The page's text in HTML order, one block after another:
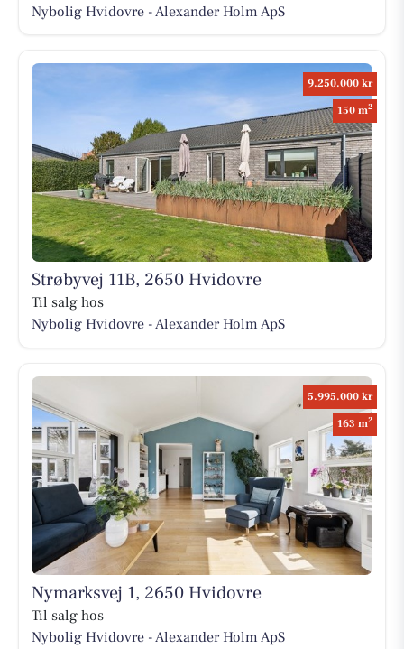
Nybolig Hvidovre - Alexander Holm ApS
9.250.000 kr
150 m2
Strøbyvej 11B, 2650 Hvidovre
Til salg hos
Nybolig Hvidovre - Alexander Holm ApS
5.995.000 kr
163 m2
Nymarksvej 1, 2650 Hvidovre
Til salg hos
Nybolig Hvidovre - Alexander Holm ApS